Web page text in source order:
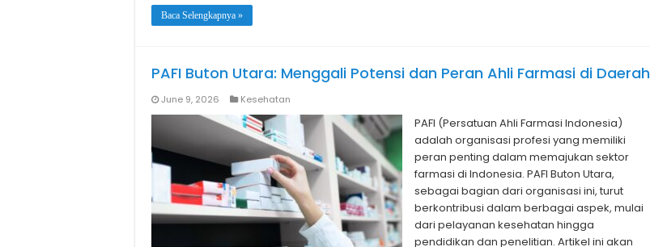
Baca Selengkapnya »
PAFI Buton Utara: Menggali Potensi dan Peran Ahli Farmasi di Daerah
June 9, 2026 Kesehatan
PAFI (Persatuan Ahli Farmasi Indonesia)
adalah organisasi profesi yang memiliki
peran penting dalam memajukan sektor
farmasi di Indonesia. PAFI Buton Utara,
sebagai bagian dari organisasi ini, turut
berkontribusi dalam berbagai aspek, mulai
dari pelayanan kesehatan hingga
pendidikan dan penelitian. Artikel ini akan